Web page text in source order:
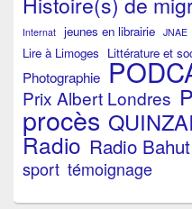
Internat jeunes en librairie JNAE
Lire à Limoges Littérature et
Photographie
Prix Albert Londres
procès
Radio Radio Bahut
sport témoignage